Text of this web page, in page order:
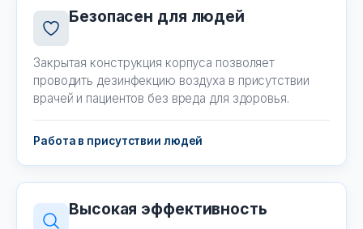
Безопасен для людей
Закрытая конструкция корпуса позволяет
проводить дезинфекцию воздуха в присутствии
врачей и пациентов без вреда для здоровья.
Работа в присутствии людей
Высокая эффективность